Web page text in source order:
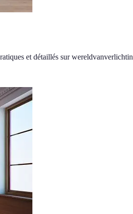
et détaillés sur